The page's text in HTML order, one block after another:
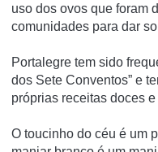
uso dos ovos que foram
comunidades para dar
Portalegre tem sido
dos Sete Conventos” e
próprias receitas doces
O toucinho do céu é um